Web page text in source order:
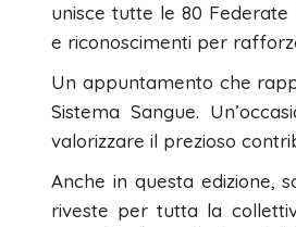
unisce tutte le 80 Federate
e riconoscimenti per
Un appuntamento che
Sistema Sangue.
valorizzare il prezioso
Anche in questa edizione,
riveste per tutta la